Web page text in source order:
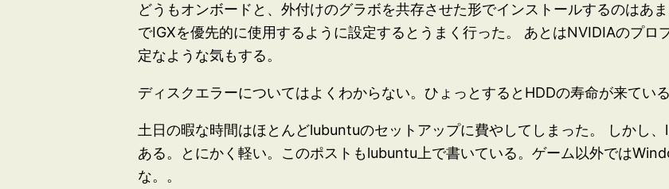
どうもオンボードと、外付けのグラボを共存させた形でインストールするのはあ
でIGXを優先的に使用するように設定するとうまく行った。 あとはNVIDIAのプロ
定なような気もする。
ディスクエラーについてはよくわからない。ひょっとするとHDDの寿命が来てい
土日の暇な時間はほとんどlubuntuのセットアップに費やしてしまった。 しかし
ある。とにかく軽い。このポストもlubuntu上で書いている。ゲーム以外では
な。。